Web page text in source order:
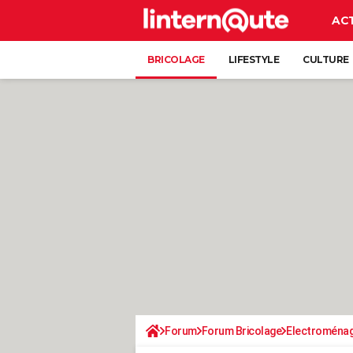
BRICOLAGE LIFESTYLE CULTURE
Forum Forum Bricolage